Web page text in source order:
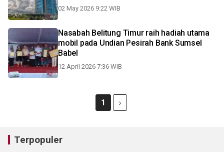
02 May 2026 9:22 WIB
Nasabah Belitung Timur raih hadiah utama
mobil pada Undian Pesirah Bank Sumsel
Babel
12 April 2026 7:36 WIB
1
Terpopuler